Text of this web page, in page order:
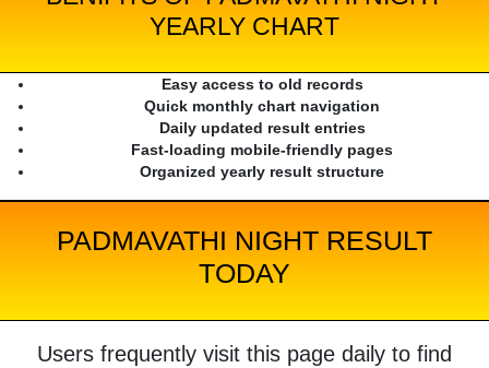
YEARLY CHART
Easy access to old records
Quick monthly chart navigation
Daily updated result entries
Fast-loading mobile-friendly pages
Organized yearly result structure
PADMAVATHI NIGHT RESULT
TODAY
Users frequently visit this page daily to find